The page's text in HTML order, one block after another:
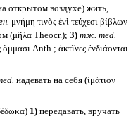
открытом воздухе) жить,
μνήμη τινὸς ἐνὶ τεύχεσι βίβλων
(μῆλα Theocr.); 3) тж. med.
ὄμμασι Anth.; ἀκτῖνες ἐνδιάονται
надевать на себя (ἱμάτιον
1)передавать, вручать